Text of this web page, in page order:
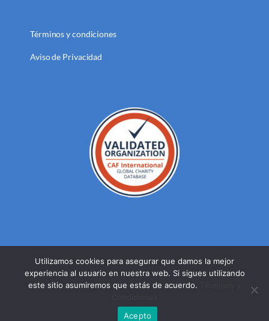
Términos y condiciones
Aviso de Privacidad
© DERECHOS RESERVADOS FUNDACION MEXICANA PARA LA
SALUD A.C. 2023 | AVISO DE PRIVACIDAD
Facebook
Twitter
Utilizamos cookies para asegurar que damos la mejor
experiencia al usuario en nuestra web. Si sigues utilizando
este sitio asumiremos que estás de acuerdo.
Acepto